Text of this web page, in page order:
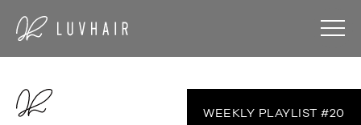
WEEKLY PLAYLIST #20